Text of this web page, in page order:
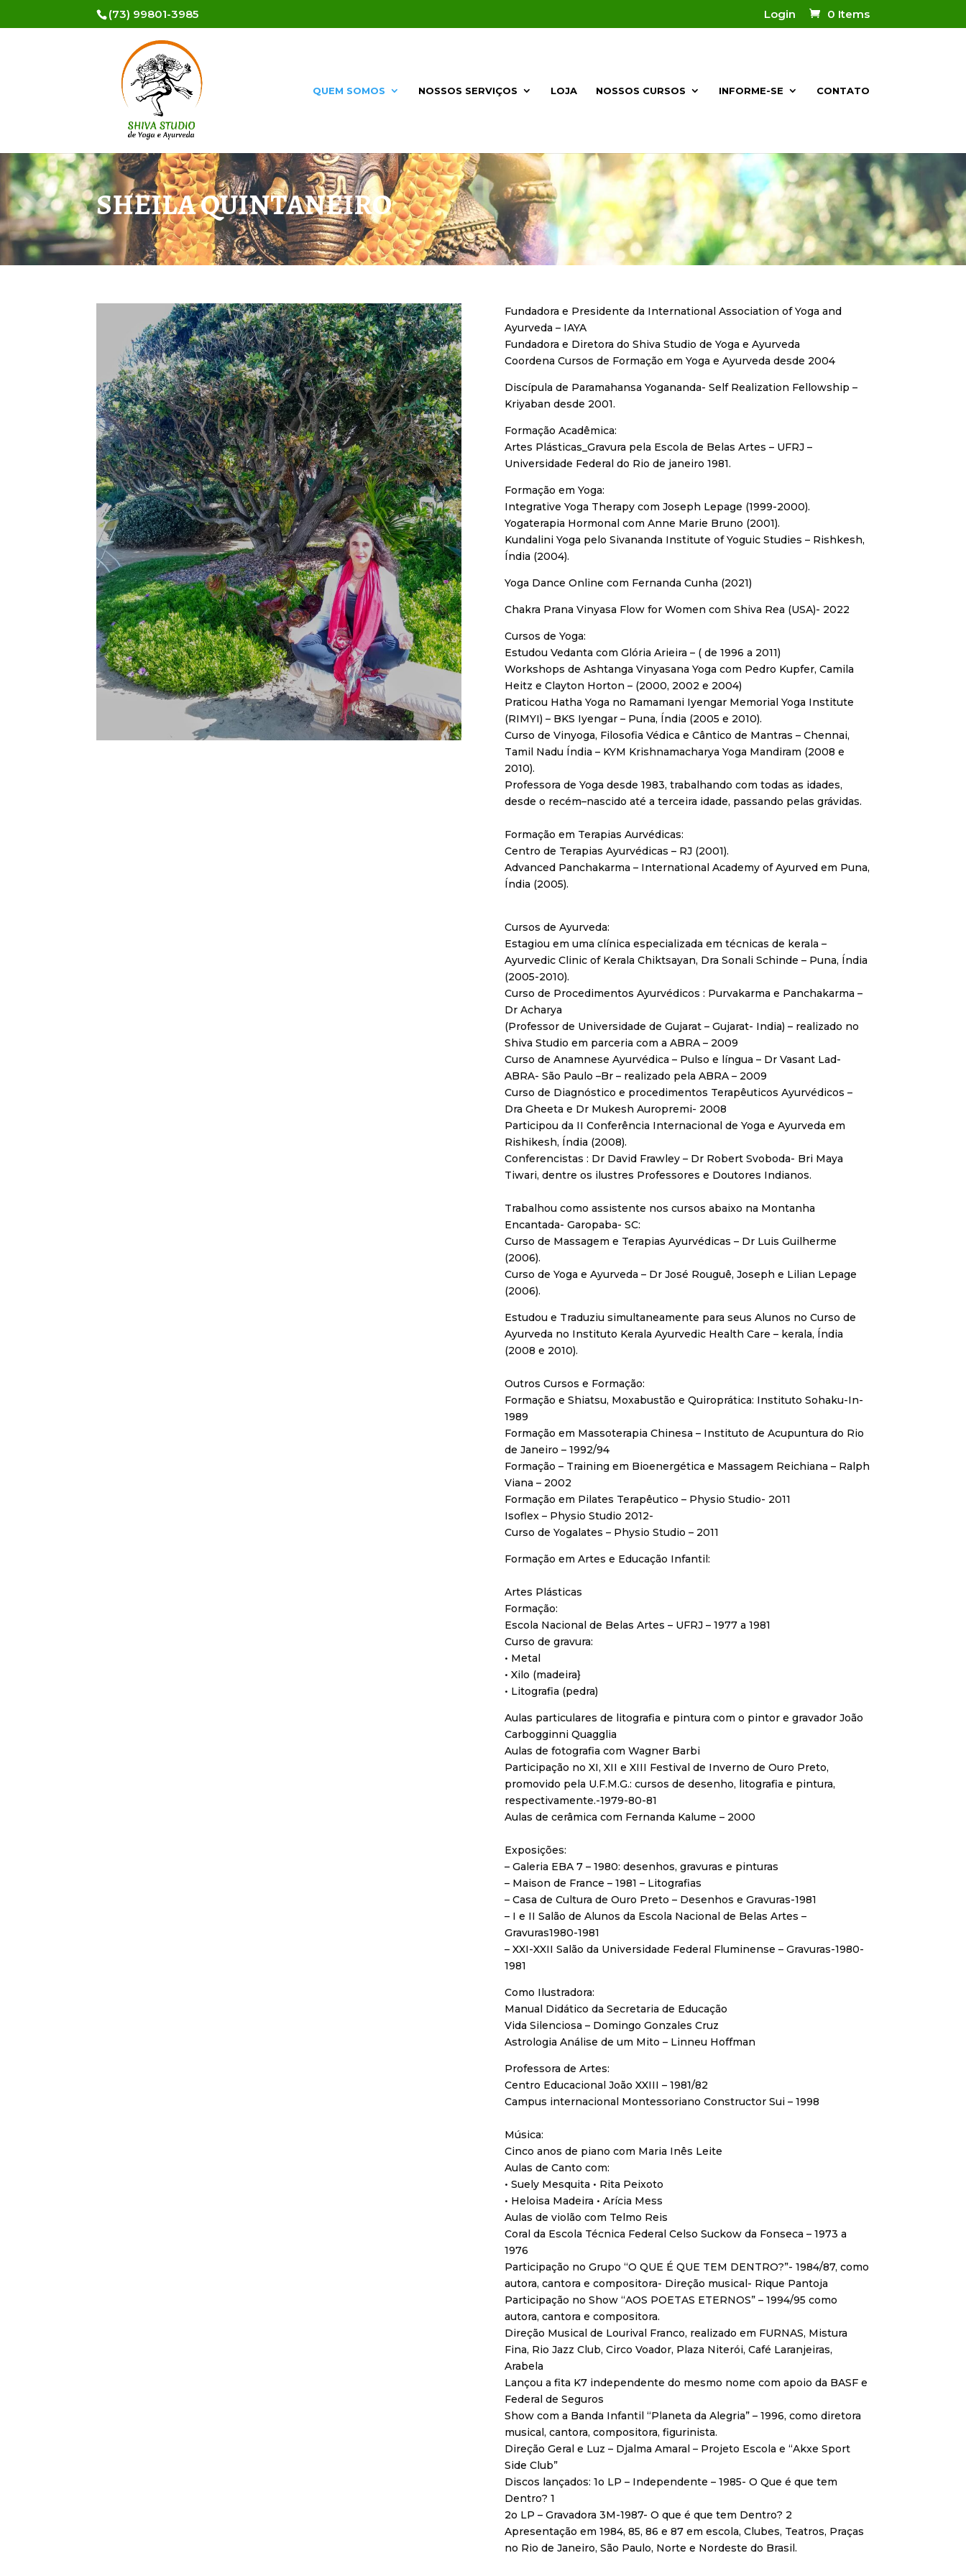
(73) 99801-3985 Login 0 Items
QUEM SOMOS NOSSOS SERVIÇOS LOJA NOSSOS CURSOS INFORME-SE CONTATO
SHEILA QUINTANEIRO
​Fundadora e Presidente da International Association of Yoga and
Ayurveda – IAYA
Fundadora e Diretora do Shiva Studio de Yoga e Ayurveda
Coordena Cursos de Formação em Yoga e Ayurveda desde 2004
Discípula de Paramahansa Yogananda- Self Realization Fellowship –
Kriyaban desde 2001.
Formação Acadêmica:
Artes Plásticas_Gravura pela Escola de Belas Artes – UFRJ –
Universidade Federal do Rio de janeiro 1981.
Formação em Yoga:
Integrative Yoga Therapy com Joseph Lepage (1999-2000).
Yogaterapia Hormonal com Anne Marie Bruno (2001).
Kundalini Yoga pelo Sivananda Institute of Yoguic Studies – Rishkesh,
Índia (2004).
Yoga Dance Online com Fernanda Cunha (2021)
Chakra Prana Vinyasa Flow for Women com Shiva Rea (USA)- 2022
​Cursos de Yoga:
Estudou Vedanta com Glória Arieira – ( de 1996 a 2011)
Workshops de Ashtanga Vinyasana Yoga com Pedro Kupfer, Camila
Heitz e Clayton Horton – (2000, 2002 e 2004)
Praticou Hatha Yoga no Ramamani Iyengar Memorial Yoga Institute
(RIMYI) – BKS Iyengar – Puna, Índia (2005 e 2010).
Curso de Vinyoga, Filosofia Védica e Cântico de Mantras – Chennai,
Tamil Nadu Índia – KYM Krishnamacharya Yoga Mandiram (2008 e
2010).
Professora de Yoga desde 1983, trabalhando com todas as idades,
desde o recém–nascido até a terceira idade, passando pelas grávidas.
Formação em Terapias Aurvédicas:
Centro de Terapias Ayurvédicas – RJ (2001).
Advanced Panchakarma – International Academy of Ayurved em Puna,
Índia (2005).
Cursos de Ayurveda:
Estagiou em uma clínica especializada em técnicas de kerala –
Ayurvedic Clinic of Kerala Chiktsayan, Dra Sonali Schinde – Puna, Índia
(2005-2010).
Curso de Procedimentos Ayurvédicos : Purvakarma e Panchakarma –
Dr Acharya
(Professor de Universidade de Gujarat – Gujarat- India) – realizado no
Shiva Studio em parceria com a ABRA – 2009
Curso de Anamnese Ayurvédica – Pulso e língua – Dr Vasant Lad-
ABRA- São Paulo –Br – realizado pela ABRA – 2009
Curso de Diagnóstico e procedimentos Terapêuticos Ayurvédicos –
Dra Gheeta e Dr Mukesh Auropremi- 2008
Participou da II Conferência Internacional de Yoga e Ayurveda em
Rishikesh, Índia (2008).
Conferencistas : Dr David Frawley – Dr Robert Svoboda- Bri Maya
Tiwari, dentre os ilustres Professores e Doutores Indianos.
​Trabalhou como assistente nos cursos abaixo na Montanha
Encantada- Garopaba- SC:
Curso de Massagem e Terapias Ayurvédicas – Dr Luis Guilherme
(2006).
Curso de Yoga e Ayurveda – Dr José Rouguê, Joseph e Lilian Lepage
(2006).
​Estudou e Traduziu simultaneamente para seus Alunos no Curso de
Ayurveda no Instituto Kerala Ayurvedic Health Care – kerala, Índia
(2008 e 2010).​​
Outros Cursos e Formação:
Formação e Shiatsu, Moxabustão e Quiroprática: Instituto Sohaku-In-
1989
Formação em Massoterapia Chinesa – Instituto de Acupuntura do Rio
de Janeiro – 1992/94
Formação – Training em Bioenergética e Massagem Reichiana – Ralph
Viana – 2002
Formação em Pilates Terapêutico – Physio Studio- 2011
Isoflex – Physio Studio 2012-
Curso de Yogalates – Physio Studio – 2011
Formação em Artes e Educação Infantil:
Artes Plásticas
Formação:
Escola Nacional de Belas Artes – UFRJ – 1977 a 1981
Curso de gravura:
• Metal
• Xilo (madeira}
• Litografia (pedra)
Aulas particulares de litografia e pintura com o pintor e gravador João
Carbogginni Quagglia
Aulas de fotografia com Wagner Barbi
Participação no XI, XII e XIII Festival de Inverno de Ouro Preto,
promovido pela U.F.M.G.: cursos de desenho, litografia e pintura,
respectivamente.-1979-80-81
Aulas de cerâmica com Fernanda Kalume – 2000
Exposições:
– Galeria EBA 7 – 1980: desenhos, gravuras e pinturas
– Maison de France – 1981 – Litografias
– Casa de Cultura de Ouro Preto – Desenhos e Gravuras-1981
– I e II Salão de Alunos da Escola Nacional de Belas Artes –
Gravuras1980-1981
– XXI-XXII Salão da Universidade Federal Fluminense – Gravuras-1980-
1981
Como Ilustradora:
Manual Didático da Secretaria de Educação
Vida Silenciosa – Domingo Gonzales Cruz
Astrologia Análise de um Mito – Linneu Hoffman
Professora de Artes:
Centro Educacional João XXIII – 1981/82
Campus internacional Montessoriano Constructor Sui – 1998
Música:
Cinco anos de piano com Maria Inês Leite
Aulas de Canto com:
• Suely Mesquita • Rita Peixoto
• Heloisa Madeira • Arícia Mess
Aulas de violão com Telmo Reis
Coral da Escola Técnica Federal Celso Suckow da Fonseca – 1973 a
1976
Participação no Grupo “O QUE É QUE TEM DENTRO?”- 1984/87, como
autora, cantora e compositora- Direção musical- Rique Pantoja
Participação no Show “AOS POETAS ETERNOS” – 1994/95 como
autora, cantora e compositora.
Direção Musical de Lourival Franco, realizado em FURNAS, Mistura
Fina, Rio Jazz Club, Circo Voador, Plaza Niterói, Café Laranjeiras,
Arabela
Lançou a fita K7 independente do mesmo nome com apoio da BASF e
Federal de Seguros
Show com a Banda Infantil “Planeta da Alegria” – 1996, como diretora
musical, cantora, compositora, figurinista.
Direção Geral e Luz – Djalma Amaral – Projeto Escola e “Akxe Sport
Side Club”
Discos lançados: 1o LP – Independente – 1985- O Que é que tem
Dentro? 1
2o LP – Gravadora 3M-1987- O que é que tem Dentro? 2
Apresentação em 1984, 85, 86 e 87 em escola, Clubes, Teatros, Praças
no Rio de Janeiro, São Paulo, Norte e Nordeste do Brasil.